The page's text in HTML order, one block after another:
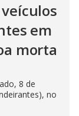
em
morta
8 de
no